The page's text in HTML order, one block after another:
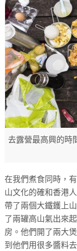
去露營最高興的時
在我們煮食同時，
山文化的確和香港
帶了兩個大鐵鑊上
了兩罐高山氣出來
房。他們開了兩大
到他們用很多醬料